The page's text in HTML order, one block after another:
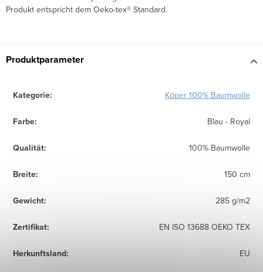
Produkt entspricht dem Oeko-tex® Standard.
Produktparameter
Kategorie: Köper 100% Baumwolle
Farbe: Blau - Royal
Qualität: 100% Baumwolle
Breite: 150 cm
Gewicht: 285 g/m2
Zertifikat: EN ISO 13688 OEKO TEX
Herkunftsland: EU